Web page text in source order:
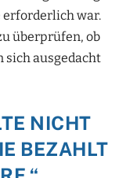
war.
überprüfen, ob
sich ausgedacht
NICHT
BEZAHLT